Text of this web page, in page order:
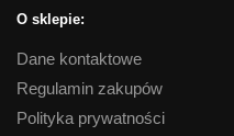
O sklepie:
Dane kontaktowe
Regulamin zakupów
Polityka prywatności